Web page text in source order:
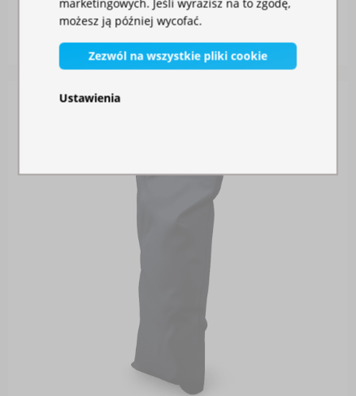
W magazynie
115,00 zł
marketingowych. Jeśli wyrazisz na to zgodę,
możesz ją później wycofać.
Zezwól na wszystkie pliki cookie
Ustawienia